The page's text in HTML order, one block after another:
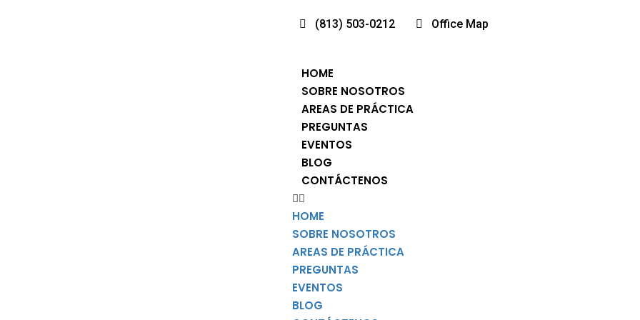
(813) 503-0212 Office Map
HOME
SOBRE NOSOTROS
AREAS DE PRÁCTICA
PREGUNTAS
EVENTOS
BLOG
CONTÁCTENOS
HOME
SOBRE NOSOTROS
AREAS DE PRÁCTICA
PREGUNTAS
EVENTOS
BLOG